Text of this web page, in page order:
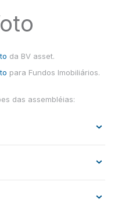
da sua empresa
atualizadas
preferir.
da BV asset.
para Fundos Imobiliários.
das assembléias: